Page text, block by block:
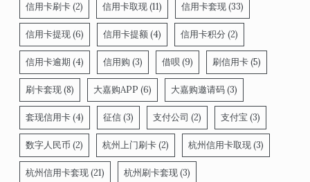
信用卡刷卡(2) 信用卡取现(11) 信用卡套现(33)
信用卡提现(6) 信用卡提额(4) 信用卡积分 (2)
信用卡逾期 (4) 信用购 (3) 借呗(9) 刷信用卡(5)
刷卡套现(8) 大嘉购APP (6) 大嘉购邀请码(3)
套现信用卡(4) 征信(3) 支付公司 (2) 支付宝(3)
数字人民币 (2) 杭州上门刷卡(2) 杭州信用卡取现(3)
杭州信用卡套现(21) 杭州刷卡套现(3)